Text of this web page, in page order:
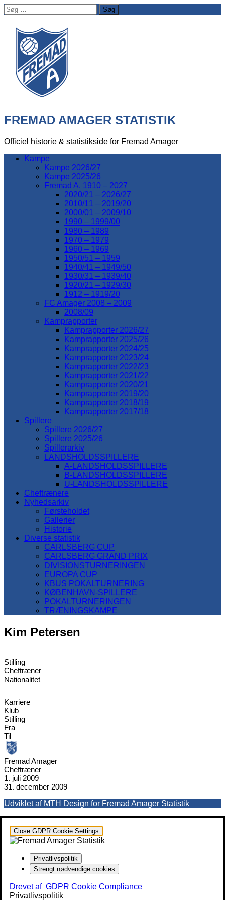
Søg
efter:
FREMAD AMAGER STATISTIK
Officiel historie & statistikside for Fremad Amager
Kampe
Kampe 2026/27
Kampe 2025/26
Fremad A. 1910 – 2027
2020/21 – 2026/27
2010/11 – 2019/20
2000/01 – 2009/10
1990 – 1999/00
1980 – 1989
1970 – 1979
1960 – 1969
1950/51 – 1959
1940/41 – 1949/50
1930/31 – 1939/40
1920/21 – 1929/30
1912 – 1919/20
FC Amager 2008 – 2009
2008/09
Kamprapporter
Kamprapporter 2026/27
Kamprapporter 2025/26
Kamprapporter 2024/25
Kamprapporter 2023/24
Kamprapporter 2022/23
Kamprapporter 2021/22
Kamprapporter 2020/21
Kamprapporter 2019/20
Kamprapporter 2018/19
Kamprapporter 2017/18
Spillere
Spillere 2026/27
Spillere 2025/26
Spillerarkiv
LANDSHOLDSSPILLERE
A-LANDSHOLDSSPILLERE
B-LANDSHOLDSSPILLERE
U-LANDSHOLDSSPILLERE
Cheftrænere
Nyhedsarkiv
Førsteholdet
Gallerier
Historie
Diverse statistik
CARLSBERG CUP
CARLSBERG GRAND PRIX
DIVISIONSTURNERINGEN
EUROPA CUP
KBUS POKALTURNERING
KØBENHAVN-SPILLERE
POKALTURNERINGEN
TRÆNINGSKAMPE
Kim Petersen
Stilling
Cheftræner
Nationalitet
Karriere
Klub
Stilling
Fra
Til
Fremad Amager
Cheftræner
1. juli 2009
31. december 2009
Udviklet af MTH Design for Fremad Amager Statistik
Close GDPR Cookie Settings
Privatlivspolitik
Strengt nødvendige cookies
Drevet af GDPR Cookie Compliance
Privatlivspolitik